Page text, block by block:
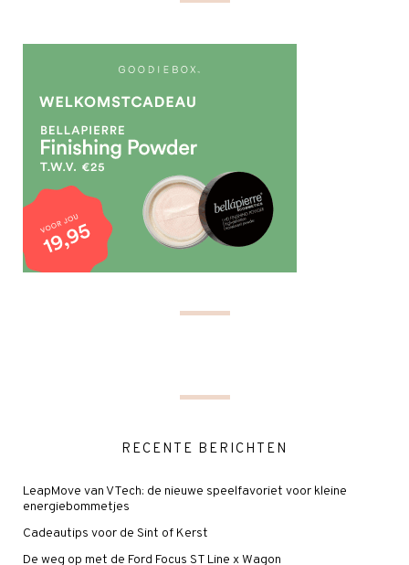
RECENTE BERICHTEN
LeapMove van VTech: de nieuwe speelfavoriet voor kleine
energiebommetjes
Cadeautips voor de Sint of Kerst
De weg op met de Ford Focus ST Line x Wagon